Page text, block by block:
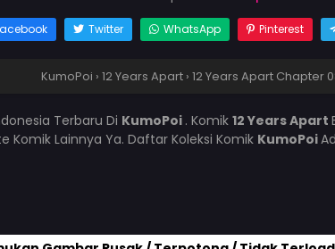
Twitter WhatsApp Pinterest
KumoPoi › 12 Years Apart › 12 Years Apart Chapter
Terbaru Di KumoPoi . Komik 12 Years Apart
Komik Lainnya Ya. Daftar Koleksi Komik KumoPoi